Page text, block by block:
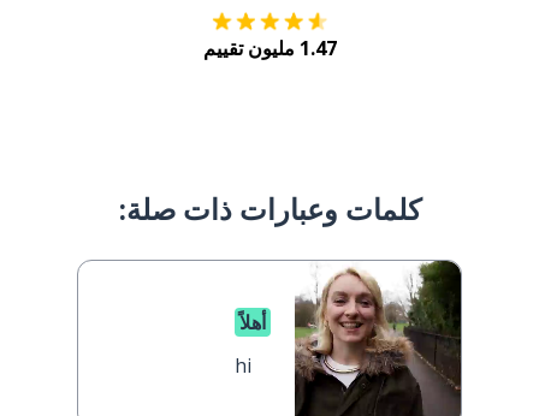
1.47 مليون تقييم
كلمات وعبارات ذات صلة:
أهلاً
hi